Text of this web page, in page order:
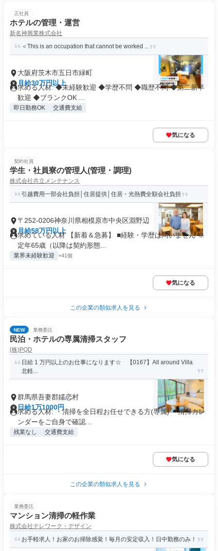
正社員
ホテルの管理・運営
新名神興業株式会社
＜This is an occupation that cannot be worked ...
大阪府茨木市五日市緑町
月給30万円以上
求める人材: ◆未経験歓迎 ◆学歴不問 ◆職歴不問 ◆第二新卒
歓迎 ◆ブランクOK ...
即日勤務OK 交通費支給
気になる
契約社員
学生・社員寮の管理人(管理・調理)
株式会社共立メンテナンス
引越費用一部会社負担│住居提供│住居・光熱費全額会社負担
〒252-0206神奈川県相模原市中央区淵野辺
月給58万円以上
求めている人材 【新着＆急募】 ■経験・学歴は問いません ※
定年65歳（以降は契約形態...
業界未経験歓迎 +41個
気になる
この企業の類似求人を見る
NEW 業務委託
民泊・ホテルの専属清掃スタッフ
(株)PQD
日給 1 万円以上のお仕事になります☆ 【0167】All around Villa
北軽...
群馬県吾妻郡嬬恋村
日給1万1000円
求める人材: ・清掃を全日程お任せできる方(専属) ・清掃カレ
ンダーをご自身で確認...
残業なし 交通費支給
気になる
この企業の類似求人を見る
業務委託
マンション清掃の軽作業
株式会社テレワーク・デザイン
お手軽求人！お家のお掃除感覚！毎月の安定収入！日中勤務のみ！